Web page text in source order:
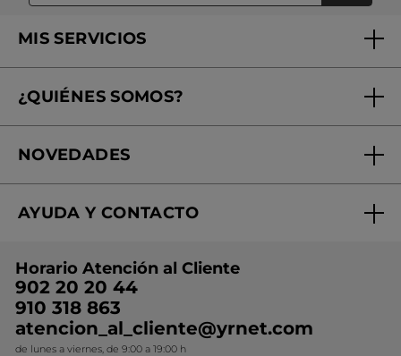
MIS SERVICIOS
Tratamientos de Belleza
Mi club Yves Rocher
¿QUIÉNES SOMOS?
¿Quiénes somos?
Nuestros compromisos
Conviértete en Franquiciada
NOVEDADES
Rebajas
Ideas de Regalo
Colección Monoi
Novedades del mes
AYUDA Y CONTACTO
Contacto
Horario Atención al Cliente
902 20 20 44
910 318 863
atencion_al_cliente@yrnet.com
de lunes a viernes, de 9:00 a 19:00 h